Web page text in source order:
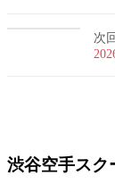
次
渋谷空手スク